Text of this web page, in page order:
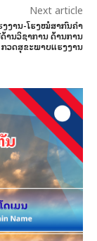
Next article
ງານ-ໂຮງໝໍສາກົນຄຳ
ານວິຊາການ ດ້ານການ
ກວດສຸຂະພາບແຮງງານ